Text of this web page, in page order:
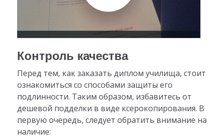
Контроль качества
Перед тем, как заказать диплом училища, стоит
ознакомиться со способами защиты его
подлинности. Таким образом, избавитесь от
дешевой подделки в виде ксерокопирования. В
первую очередь, следует обратить внимание на
наличие: